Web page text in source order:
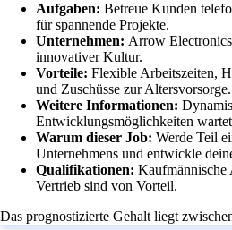
Aufgaben: Betreue Kunden
für spannende Projekte.
Unternehmen: Arrow
innovativer Kultur.
Vorteile: Flexible Arbeitszeiten,
und Zuschüsse zur Altersvorsorge.
Weitere Informationen:
Entwicklungsmöglichkeiten
Warum dieser Job: Werde Teil
Unternehmens und entwickle
Qualifikationen:
Vertrieb sind von Vorteil.
Das prognostizierte Gehalt liegt